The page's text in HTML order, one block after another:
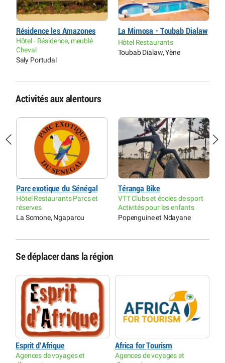
Résidence les Amazones
Hôtel - Résidence, meublé
Cheval
Saly Portudal
La Mimosa - Toubab Dialaw
Hôtel Restaurants
Toubab Dialaw, Yène
Activités aux alentours
Parc exotique du Sénégal
Hôtel Restaurants Parcs et
réserves
La Somone, Ngaparou
Téranga Bike
VTT Clubs et écoles de sport
Activités pour les enfants
Popenguine et Ndayane
Se déplacer dans la région
Esprit d’Afrique
Agences de voyages et
Africa for Tourism
Agences de voyages et